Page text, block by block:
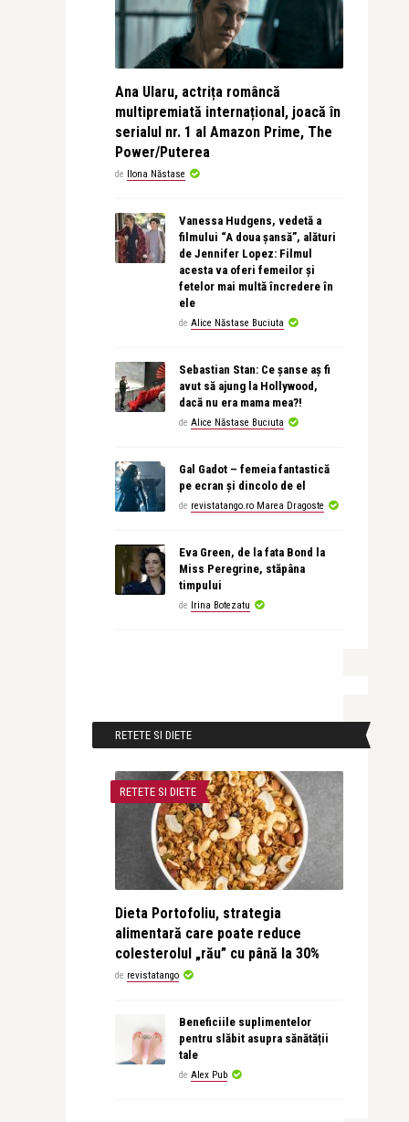
Ana Ularu, actrița româncă
multipremiată internațional, joacă în
serialul nr. 1 al Amazon Prime, The
Power/Puterea
de Ilona Năstase
Vanessa Hudgens, vedetă a
filmului “A doua șansă”, alături
de Jennifer Lopez: Filmul
acesta va oferi femeilor și
fetelor mai multă încredere în
ele
de Alice Năstase Buciuta
Sebastian Stan: Ce șanse aș fi
avut să ajung la Hollywood,
dacă nu era mama mea?!
de Alice Năstase Buciuta
Gal Gadot – femeia fantastică
pe ecran și dincolo de el
de revistatango.ro Marea Dragoste
Eva Green, de la fata Bond la
Miss Peregrine, stăpâna
timpului
de Irina Botezatu
RETETE SI DIETE
RETETE SI DIETE
Dieta Portofoliu, strategia
alimentară care poate reduce
colesterolul „rău” cu până la 30%
de revistatango
Beneficiile suplimentelor
pentru slăbit asupra sănătății
tale
de Alex Pub